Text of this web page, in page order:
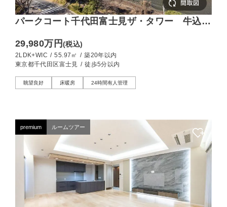
パークコート千代田富士見ザ・タワー 牛込濠
29,980万円(税込)
2LDK+WIC / 55.97㎡ / 築20年以内
東京都千代田区富士見 / 徒歩5分以内
眺望良好 床暖房 24時間有人管理
premium ルームツアー